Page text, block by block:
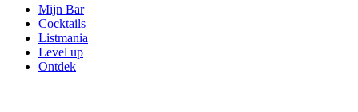
Mijn Bar
Cocktails
Listmania
Level up
Ontdek